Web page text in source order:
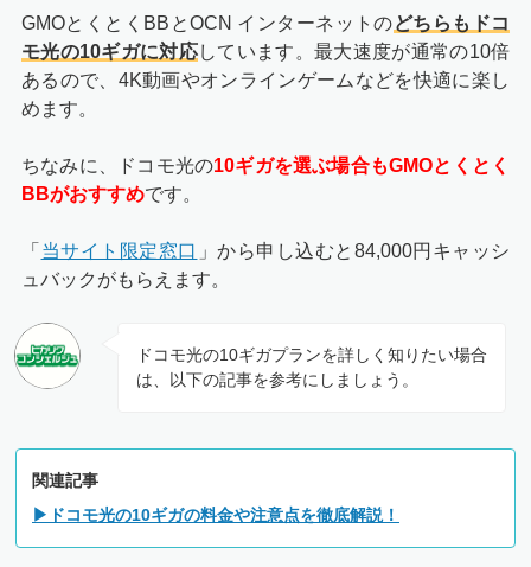
GMOとくとくBBとOCN インターネットのどちらもドコ
モ光の10ギガに対応しています。最大速度が通常の10倍
あるので、4K動画やオンラインゲームなどを快適に楽し
めます。
ちなみに、ドコモ光の10ギガを選ぶ場合もGMOとくとく
BBがおすすめです。
「 当サイト限定窓口 」から申し込むと84,000円キャッシ
ュバックがもらえます。
ドコモ光の10ギガプランを詳しく知りたい場合
は、以下の記事を参考にしましょう。
関連記事
▶ドコモ光の10ギガの料金や注意点を徹底解説！